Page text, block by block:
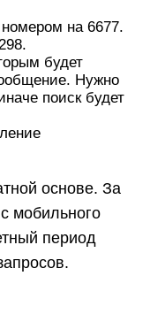
на 6677.
будет
Нужно
поиск будет
основе. За
мобильного
период